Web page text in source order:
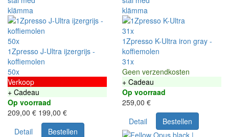
50x
1Zpresso J-Ultra ijzergrijs -
koffiemolen
50x
Verkoop
+ Cadeau
Op voorraad
209,00 € 199,00 €
Detail
Bestellen
31x
1Zpresso K-Ultra iron gray -
koffiemolen
31x
Geen verzendkosten
+ Cadeau
Op voorraad
259,00 €
Detail
Bestellen